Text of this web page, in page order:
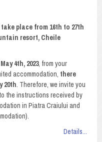
place from 16th to 27th
resort, Cheile
4th, 2023, from your
accommodation, there
20th. Therefore, we invite you
the instructions received by
in Piatra Craiului and
Details...